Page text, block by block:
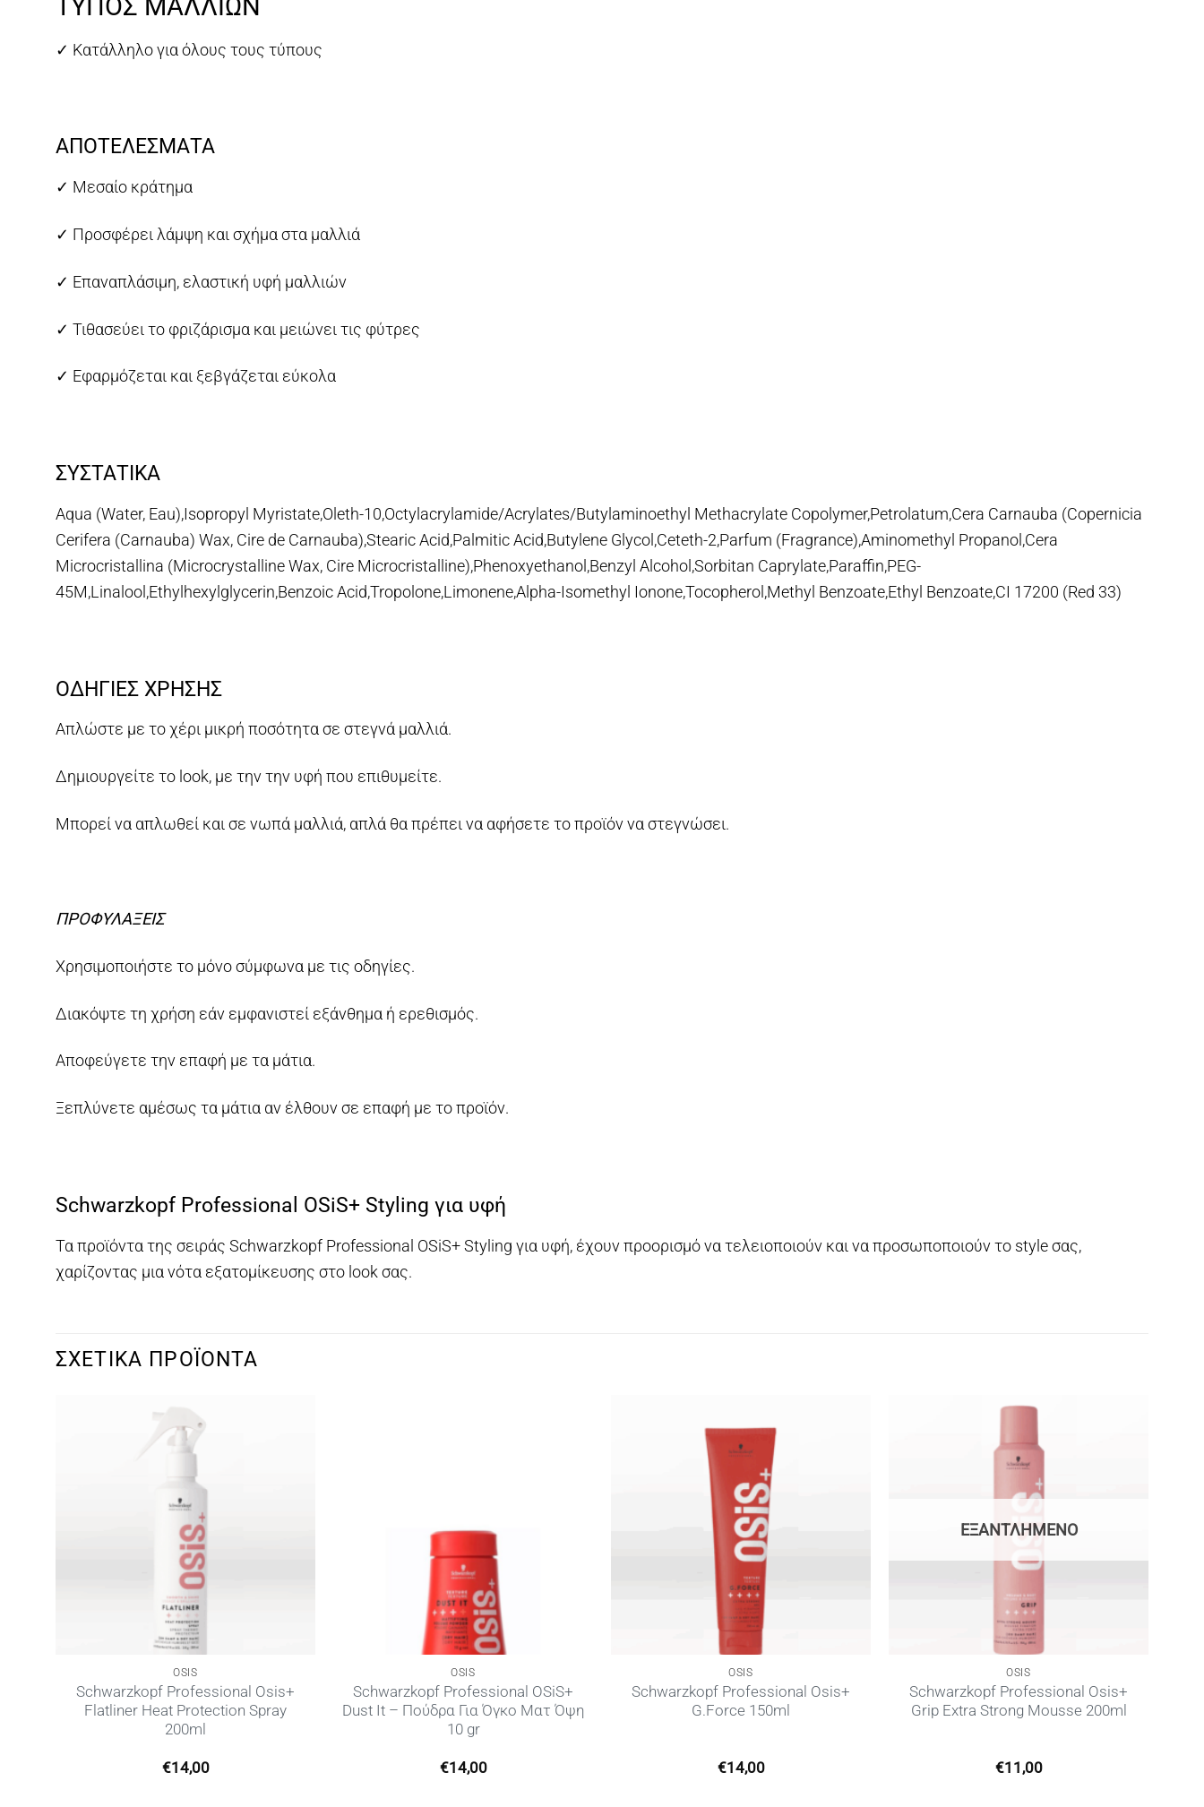
ΤΥΠΟΣ ΜΑΛΛΙΩΝ
✓ Κατάλληλο για όλους τους τύπους
ΑΠΟΤΕΛΕΣΜΑΤΑ
✓ Μεσαίο κράτημα
✓ Προσφέρει λάμψη και σχήμα στα μαλλιά
✓ Επαναπλάσιμη, ελαστική υφή μαλλιών
✓ Τιθασεύει το φριζάρισμα και μειώνει τις φύτρες
✓ Εφαρμόζεται και ξεβγάζεται εύκολα
ΣΥΣΤΑΤΙΚΑ
Aqua (Water, Eau),Isopropyl Myristate,Oleth-10,Octylacrylamide/Acrylates/Butylaminoethyl Methacrylate Copolymer,Petrolatum,Cera Carnauba (Copernicia
Cerifera (Carnauba) Wax, Cire de Carnauba),Stearic Acid,Palmitic Acid,Butylene Glycol,Ceteth-2,Parfum (Fragrance),Aminomethyl Propanol,Cera
Microcristallina (Microcrystalline Wax, Cire Microcristalline),Phenoxyethanol,Benzyl Alcohol,Sorbitan Caprylate,Paraffin,PEG-
45M,Linalool,Ethylhexylglycerin,Benzoic Acid,Tropolone,Limonene,Alpha-Isomethyl Ionone,Tocopherol,Methyl Benzoate,Ethyl Benzoate,CI 17200 (Red 33)
ΟΔΗΓΙΕΣ ΧΡΗΣΗΣ
Απλώστε με το χέρι μικρή ποσότητα σε στεγνά μαλλιά.
Δημιουργείτε το look, με την την υφή που επιθυμείτε.
Μπορεί να απλωθεί και σε νωπά μαλλιά, απλά θα πρέπει να αφήσετε το προϊόν να στεγνώσει.
ΠΡΟΦΥΛΑΞΕΙΣ
Χρησιμοποιήστε το μόνο σύμφωνα με τις οδηγίες.
Διακόψτε τη χρήση εάν εμφανιστεί εξάνθημα ή ερεθισμός.
Αποφεύγετε την επαφή με τα μάτια.
Ξεπλύνετε αμέσως τα μάτια αν έλθουν σε επαφή με το προϊόν.
Schwarzkopf Professional OSiS+ Styling για υφή
Τα προϊόντα της σειράς Schwarzkopf Professional OSiS+ Styling για υφή, έχουν προορισμό να τελειοποιούν και να προσωποποιούν το style σας,
χαρίζοντας μια νότα εξατομίκευσης στο look σας.
ΣΧΕΤΙΚΆ ΠΡΟΪΌΝΤΑ
OSIS
Schwarzkopf Professional Osis+
Flatliner Heat Protection Spray
200ml
€14,00
OSIS
Schwarzkopf Professional OSiS+
Dust It – Πούδρα Για Όγκο Ματ Όψη
10 gr
€14,00
OSIS
Schwarzkopf Professional Osis+
G.Force 150ml
€14,00
ΕΞΑΝΤΛΗΜΈΝΟ
OSIS
Schwarzkopf Professional Osis+
Grip Extra Strong Mousse 200ml
€11,00